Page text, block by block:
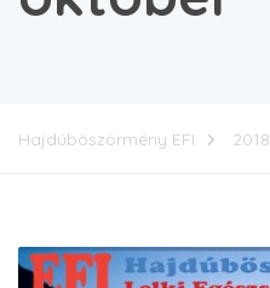
Hajdúböszörmény EFI 2018